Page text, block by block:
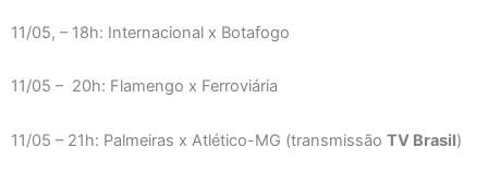
11/05, – 18h: Internacional x Botafogo
11/05 – 20h: Flamengo x Ferroviária
11/05 – 21h: Palmeiras x Atlético-MG (transmissão TV Brasil)